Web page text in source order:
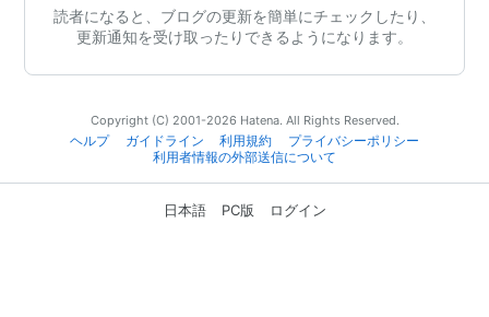
読者になると、ブログの更新を簡単にチェックしたり、
更新通知を受け取ったりできるようになります。
Copyright (C) 2001-2026 Hatena. All Rights Reserved.
ヘルプ
ガイドライン 利用規約
プライバシーポリシー
利用者情報の外部送信について
日本語 PC版 ログイン